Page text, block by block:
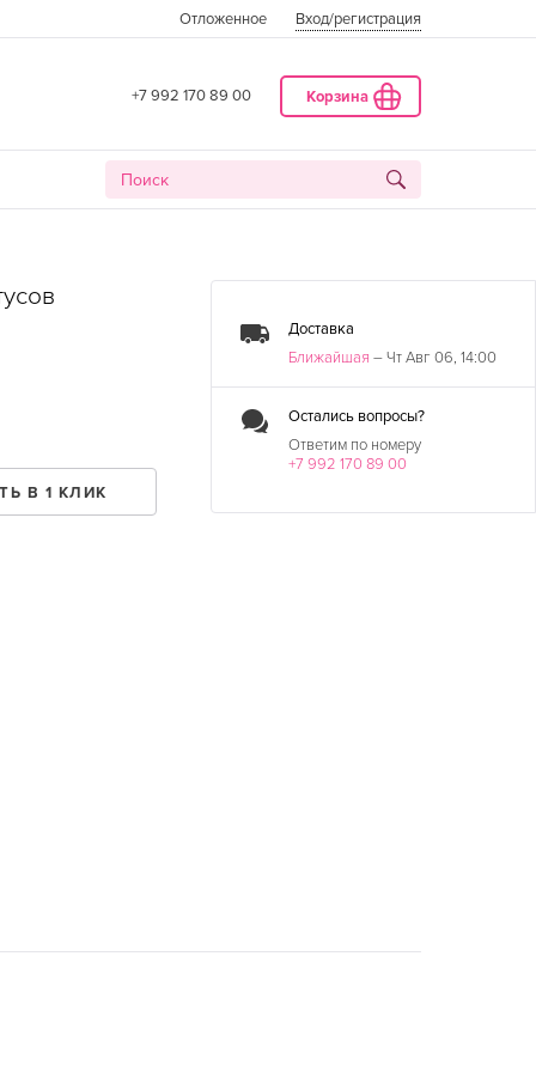
Отложенное Вход/регистрация
+7 992 170 89 00 Корзина
ДАТА
В 1 КЛИК
Доставка
Ближайшая – Чт Авг 06, 14:00
Остались вопросы?
Ответим по номеру
+7 992 170 89 00